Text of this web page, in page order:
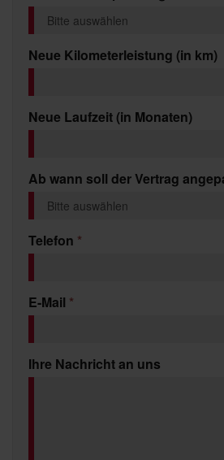
Neue Kilometerleistung (in km)
Neue Laufzeit (in Monaten)
Ab wann soll der Vertrag
Telefon *
E-Mail *
Ihre Nachricht an uns